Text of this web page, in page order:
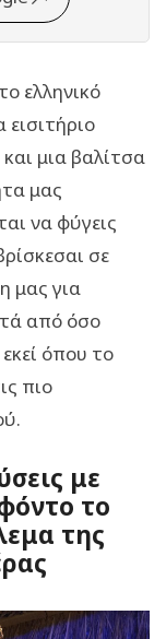
ελληνικό
μια βαλίτσα
μας
να φύγεις
σε
μας για
από όσο
όπου το
πιο
με
το
της